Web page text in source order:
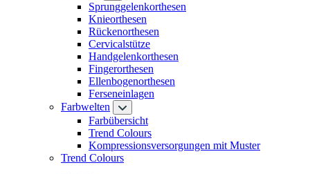
Sprunggelenkorthesen
Knieorthesen
Rückenorthesen
Cervicalstütze
Handgelenkorthesen
Fingerorthesen
Ellenbogenorthesen
Ferseneinlagen
Farbwelten
Farbübersicht
Trend Colours
Kompressionsversorgungen mit Muster
Trend Colours